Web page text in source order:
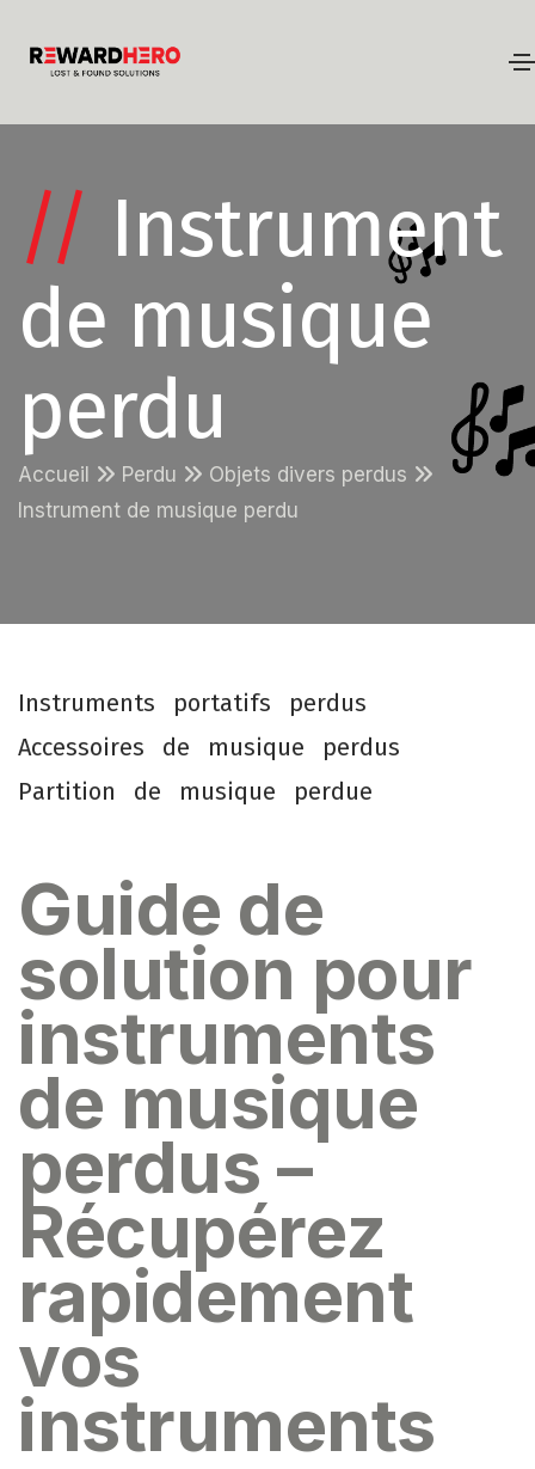
// Instrument
de musique
perdu
Accueil Perdu
Objets divers perdus
Instrument de musique perdu
Instruments portatifs perdus
Accessoires de musique perdus
Partition de musique perdue
Guide de
solution pour
instruments
de musique
perdus –
Récupérez
rapidement
vos
instruments